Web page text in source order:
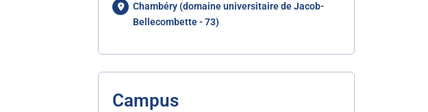
Chambéry (domaine universitaire de Jacob-
Bellecombette - 73)
Campus